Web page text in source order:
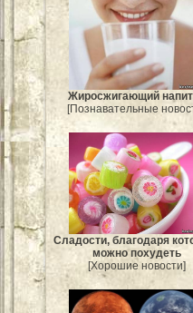
Жиросжигающий
[Познавательные
Сладости, благодаря
можно похудеть
[Хорошие новости]